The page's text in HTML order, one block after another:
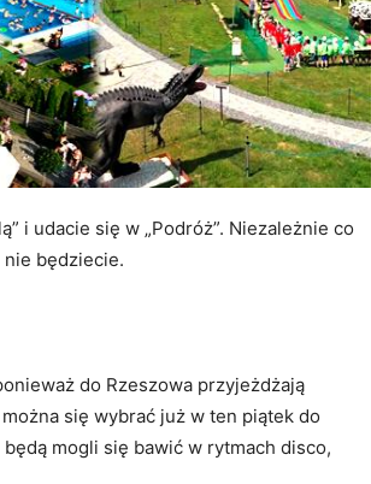
i udacie się w „Podróż”. Niezależnie co
będziecie.
do Rzeszowa przyjeżdżają
się wybrać już w ten piątek do
mogli się bawić w rytmach disco,